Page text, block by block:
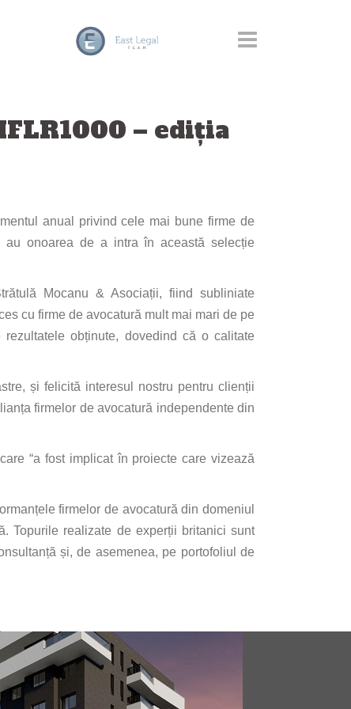
– ediția
anual privind cele mai bune firme de
onoarea de a intra în această selecție
Mocanu & Asociații, fiind subliniate
cu firme de avocatură mult mai mari de pe
obținute, dovedind că o calitate
și felicită interesul nostru pentru clienții
firmelor de avocatură independente din
“a fost implicat în proiecte care vizează
firmelor de avocatură din domeniul
Topurile realizate de experții britanici sunt
și, de asemenea, pe portofoliul de